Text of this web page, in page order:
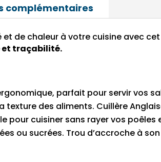
complémentaires
de chaleur à votre cuisine avec cet
traçabilité.
parfait pour servir vos
texture des aliments. Cuillère
pour cuisiner sans rayer vos
ou sucrées. Trou d’accroche à